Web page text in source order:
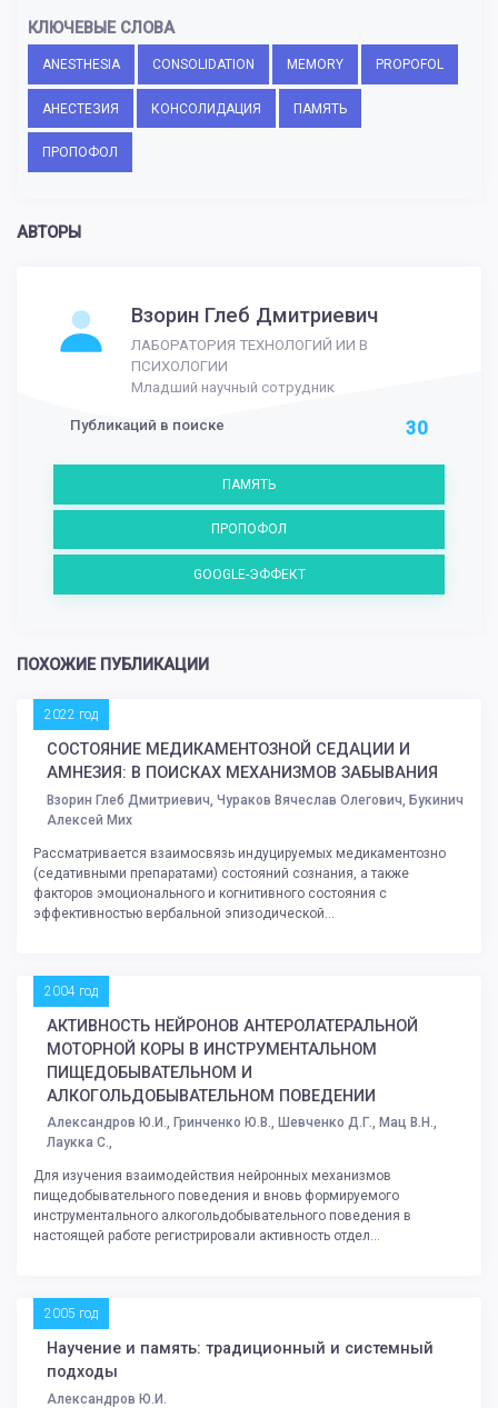
КЛЮЧЕВЫЕ СЛОВА
ANESTHESIA CONSOLIDATION MEMORY PROPOFOL
АНЕСТЕЗИЯ КОНСОЛИДАЦИЯ ПАМЯТЬ
ПРОПОФОЛ
АВТОРЫ
Взорин Глеб Дмитриевич
ЛАБОРАТОРИЯ ТЕХНОЛОГИЙ ИИ В
ПСИХОЛОГИИ
Младший научный сотрудник
Публикаций в поиске 30
ПАМЯТЬ
ПРОПОФОЛ
GOOGLE-ЭФФЕКТ
ПОХОЖИЕ ПУБЛИКАЦИИ
2022 год
СОСТОЯНИЕ МЕДИКАМЕНТОЗНОЙ СЕДАЦИИ И
АМНЕЗИЯ: В ПОИСКАХ МЕХАНИЗМОВ ЗАБЫВАНИЯ
Взорин Глеб Дмитриевич, Чураков Вячеслав Олегович, Букинич
Алексей Мих
Рассматривается взаимосвязь индуцируемых медикаментозно
(седативными препаратами) состояний сознания, а также
факторов эмоционального и когнитивного состояния с
эффективностью вербальной эпизодической...
2004 год
АКТИВНОСТЬ НЕЙРОНОВ АНТЕРОЛАТЕРАЛЬНОЙ
МОТОРНОЙ КОРЫ В ИНСТРУМЕНТАЛЬНОМ
ПИЩЕДОБЫВАТЕЛЬНОМ И
АЛКОГОЛЬДОБЫВАТЕЛЬНОМ ПОВЕДЕНИИ
Александров Ю.И., Гринченко Ю.В., Шевченко Д.Г., Мац В.Н.,
Лаукка С.,
Для изучения взаимодействия нейронных механизмов
пищедобывательного поведения и вновь формируемого
инструментального алкогольдобывательного поведения в
настоящей работе регистрировали активность отдел...
2005 год
Научение и память: традиционный и системный
подходы
Александров Ю.И.